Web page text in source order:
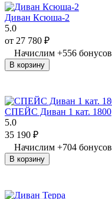
Диван Ксюша-2
5.0
от 27 780 ₽
Начислим +556 бонусов
В корзину
СПЕЙС Диван 1 кат. 1800
5.0
35 190 ₽
Начислим +704 бонусов
В корзину